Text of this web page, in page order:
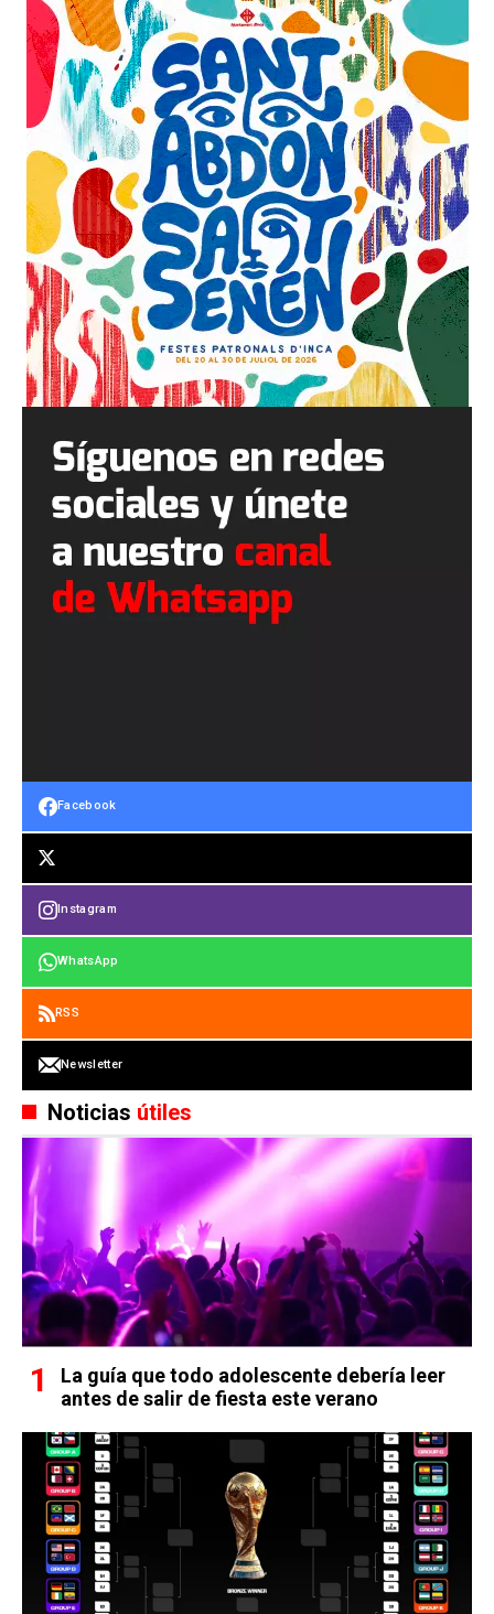
Facebook
Instagram
WhatsApp
RSS
Newsletter
Noticias útiles
La guía que todo adolescente debería leer
antes de salir de fiesta este verano